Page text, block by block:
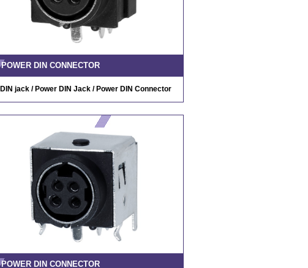
POWER DIN CONNECTOR
DIN jack / Power DIN Jack / Power DIN Connector
POWER DIN CONNECTOR